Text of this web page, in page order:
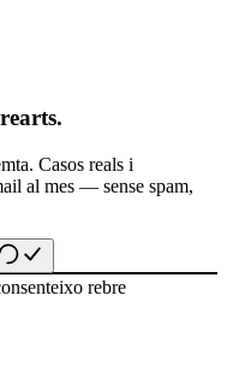
Casos reals i
al mes — sense spam,
rebre